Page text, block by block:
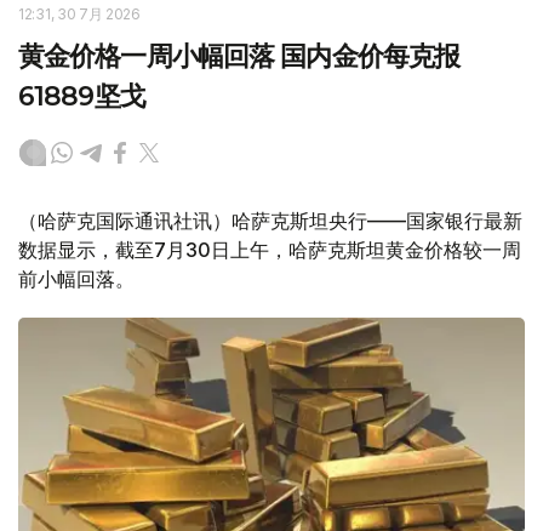
12:31, 30 7月 2026
黄金价格一周小幅回落 国内金价每克报
61889坚戈
（哈萨克国际通讯社讯）哈萨克斯坦央行——国家银行最新
数据显示，截至7月30日上午，哈萨克斯坦黄金价格较一周
前小幅回落。